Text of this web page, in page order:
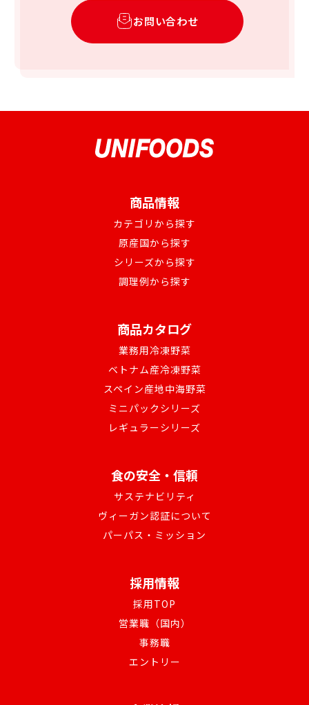
お問い合わせ
商品情報
カテゴリから探す
原産国から探す
シリーズから探す
調理例から探す
商品カタログ
業務用冷凍野菜
ベトナム産冷凍野菜
スペイン産地中海野菜
ミニパックシリーズ
レギュラーシリーズ
食の安全・信頼
サステナビリティ
ヴィーガン認証について
パーパス・ミッション
採用情報
採用TOP
営業職（国内）
事務職
エントリー